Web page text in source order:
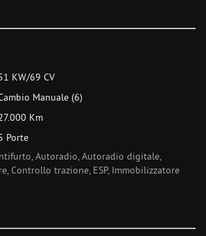
KW/69 CV
Manuale (6)
Km
Porte
Autoradio, Autoradio digitale,
Controllo trazione, ESP, Immobilizzatore